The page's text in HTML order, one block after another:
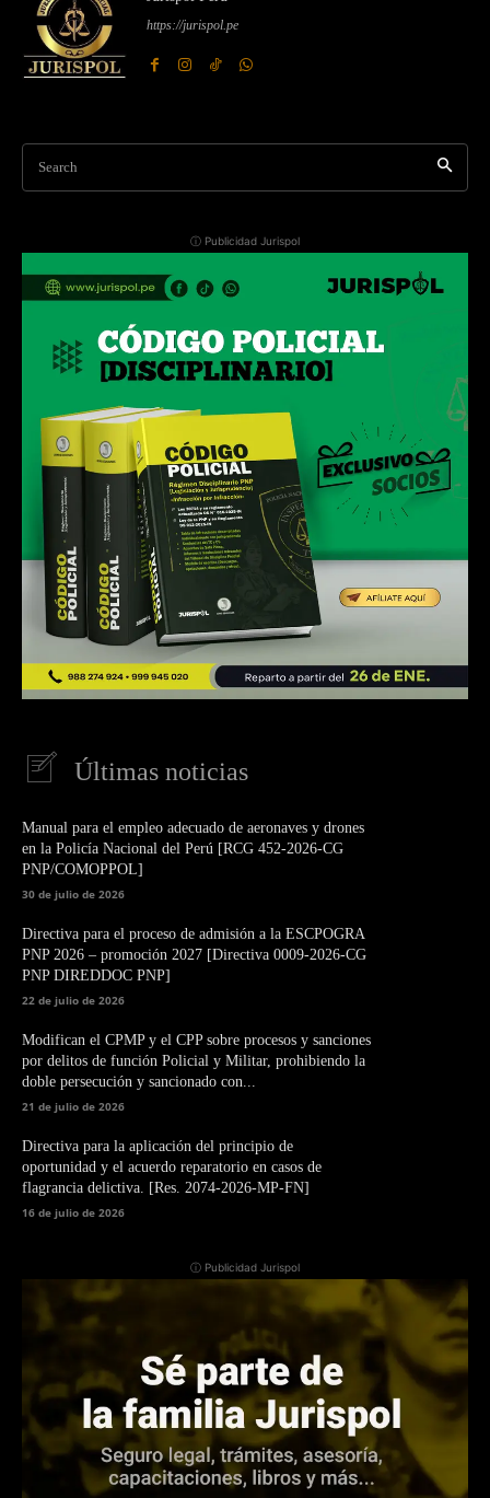
https://jurispol.pe
Search
ⓘ Publicidad Jurispol
Últimas noticias
Manual para el empleo adecuado de aeronaves y drones
en la Policía Nacional del Perú [RCG 452-2026-CG
PNP/COMOPPOL]
30 de julio de 2026
Directiva para el proceso de admisión a la ESCPOGRA
PNP 2026 – promoción 2027 [Directiva 0009-2026-CG
PNP DIREDDOC PNP]
22 de julio de 2026
Modifican el CPMP y el CPP sobre procesos y sanciones
por delitos de función Policial y Militar, prohibiendo la
doble persecución y sancionado con...
21 de julio de 2026
Directiva para la aplicación del principio de
oportunidad y el acuerdo reparatorio en casos de
flagrancia delictiva. [Res. 2074-2026-MP-FN]
16 de julio de 2026
ⓘ Publicidad Jurispol